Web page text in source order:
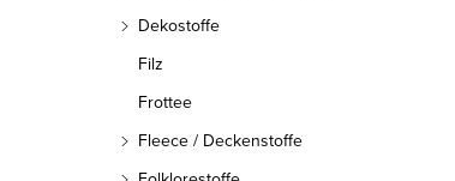
Dekostoffe
Filz
Frottee
Fleece / Deckenstoffe